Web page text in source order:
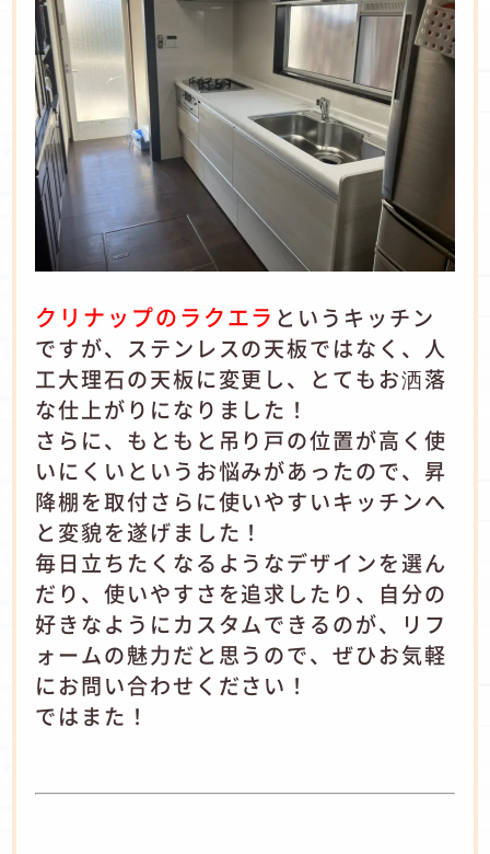
クリナップのラクエラ というキッチン
ですが、ステンレスの天板ではなく、人
工大理石の天板に変更し、とてもお洒落
な仕上がりになりました！
さらに、もともと吊り戸の位置が高く使
いにくいというお悩みがあったので、昇
降棚を取付さらに使いやすいキッチンへ
と変貌を遂げました！
毎日立ちたくなるようなデザインを選ん
だり、使いやすさを追求したり、自分の
好きなようにカスタムできるのが、リフ
ォームの魅力だと思うので、ぜひお気軽
にお問い合わせください！
ではまた！